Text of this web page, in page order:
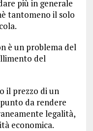
più in generale
tantomeno il solo
è un problema del
del
il prezzo di un
da rendere
legalità,
economica.